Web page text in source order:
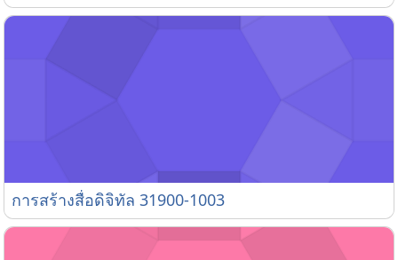
การสร้างสื่อดิจิทัล 31900-1003
การสร้างสื่อดิจิทัล 31900-1003